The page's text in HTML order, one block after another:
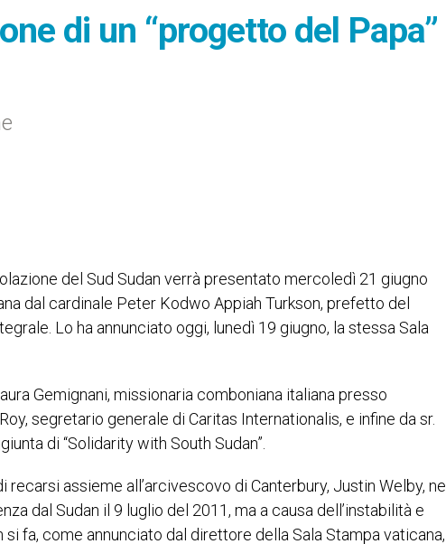
di un “progetto del Papa”
del Sud Sudan verrà presentato mercoledì 21 giugno
dal cardinale Peter Kodwo Appiah Turkson, prefetto del
Lo ha annunciato oggi, lunedì 19 giugno, la stessa Sala
Gemignani, missionaria comboniana italiana presso
segretario generale di Caritas Internationalis, e infine da sr.
di “Solidarity with South Sudan”.
assieme all’arcivescovo di Canterbury, Justin Welby, nel
dal Sudan il 9 luglio del 2011, ma a causa dell’instabilità e
fa, come annunciato dal direttore della Sala Stampa vaticana,